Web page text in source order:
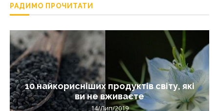
РАДИМО ПРОЧИТАТИ
10 найкорисніших продуктів світу, які
ви не вживаєте
14/Лип/2019